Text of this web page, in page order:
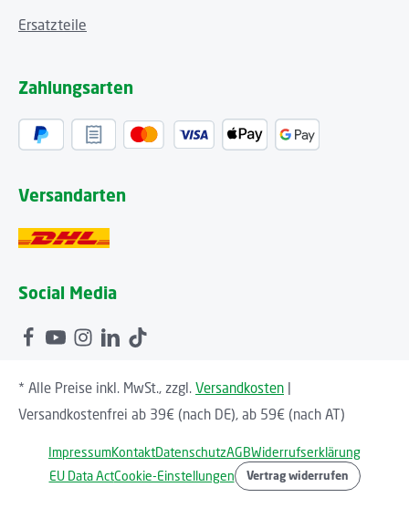
Ersatzteile
Zahlungsarten
Versandarten
Social Media
* Alle Preise inkl. MwSt., zzgl. Versandkosten |
Versandkostenfrei ab 39€ (nach DE), ab 59€ (nach AT)
ImpressumKontaktDatenschutzAGBWiderrufserklärung
EU Data ActCookie-Einstellungen Vertrag widerrufen